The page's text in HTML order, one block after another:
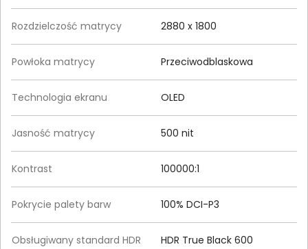
Rozdzielczość matrycy 2880 x 1800
Powłoka matrycy Przeciwodblaskowa
Technologia ekranu OLED
Jasność matrycy 500 nit
Kontrast 100000:1
Pokrycie palety barw 100% DCI-P3
Obsługiwany standard HDR HDR True Black 600